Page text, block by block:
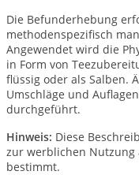
Die Befunderhebung
methodenspezifisch
Angewendet wird die
in Form von
flüssig oder als Salben.
Umschläge und
durchgeführt.
Hinweis: Diese
zur werblichen Nutzung
bestimmt.